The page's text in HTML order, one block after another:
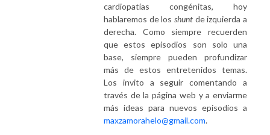
cardiopatías congénitas, hoy
hablaremos de los shunt de izquierda a
derecha. Como siempre recuerden
que estos episodios son solo una
base, siempre pueden profundizar
más de estos entretenidos temas.
Los invito a seguir comentando a
través de la página web y a enviarme
más ideas para nuevos episodios a
maxzamorahelo@gmail.com.